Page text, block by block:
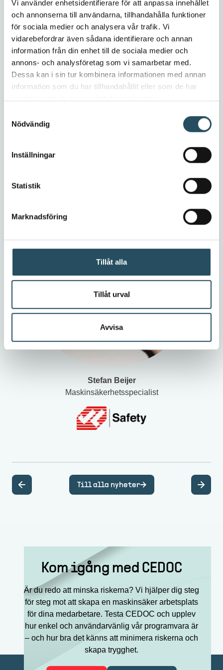
Vi använder enhetsidentifierare för att anpassa innehållet
och annonserna till användarna, tillhandahålla funktioner
för sociala medier och analysera vår trafik. Vi
vidarebefordrar även sådana identifierare och annan
information från din enhet till de sociala medier och
annons- och analysföretag som vi samarbetar med.
Dessa kan i sin tur kombinera informationen med annan
information som du har tillhandahållit eller som de har
Nödvändig
Inställningar
Statistik
Marknadsföring
Tillåt alla
Tillåt urval
Avvisa
Stefan Beijer
Maskinsäkerhetsspecialist
Till alla nyheter
Kom igång med CEDOC
Är du redo att minska riskerna? Vi hjälper dig steg
för steg mot att skapa en maskinsäker arbetsplats
för dina medarbetare. Testa CEDOC och upplev
hur enkel och användarvänlig vår programvara är
– och hur bra det känns att minimera riskerna och
skapa trygghet.